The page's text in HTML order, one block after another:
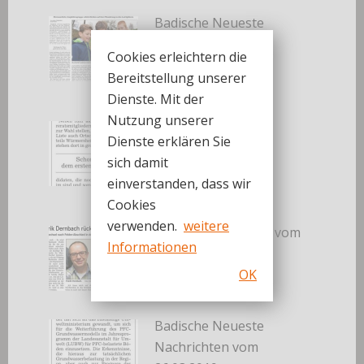
Badische Neueste
30.03.2019
30. März 2019
Badische Neueste
Nachrichten vom
27.03.2019
27. März 2019
Badisches Tagblatt vom
27.03.2019
Badische Neueste
Nachrichten vom
Cookies erleichtern die
Bereitstellung unserer
Dienste. Mit der
Nutzung unserer
Dienste erklären Sie
sich damit
einverstanden, dass wir
Cookies
verwenden. weitere
Informationen
OK